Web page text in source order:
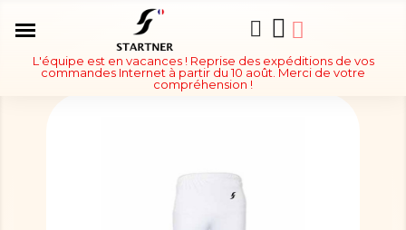
L'équipe est en vacances ! Reprise des expéditions de vos
commandes Internet à partir du 10 août. Merci de votre
compréhension !